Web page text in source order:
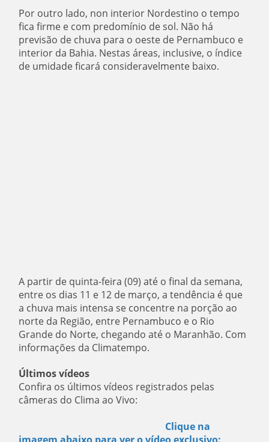
Por outro lado, non interior Nordestino o tempo
fica firme e com predomínio de sol. Não há
previsão de chuva para o oeste de Pernambuco e
interior da Bahia. Nestas áreas, inclusive, o índice
de umidade ficará consideravelmente baixo.
A partir de quinta-feira (09) até o final da semana,
entre os dias 11 e 12 de março, a tendência é que
a chuva mais intensa se concentre na porção ao
norte da Região, entre Pernambuco e o Rio
Grande do Norte, chegando até o Maranhão. Com
informações da Climatempo.
Últimos vídeos
Confira os últimos vídeos registrados pelas
câmeras do Clima ao Vivo:
Clique na